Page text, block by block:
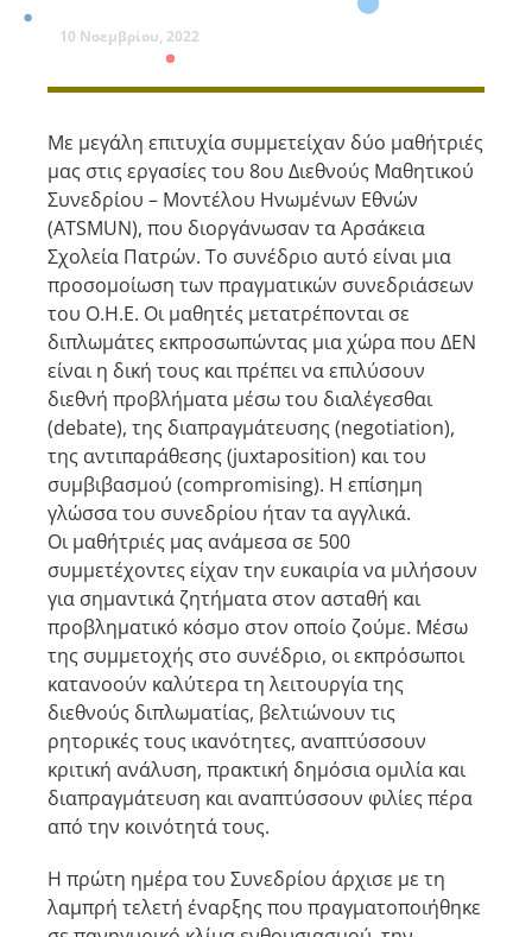
10 Νοεμβρίου, 2022
Με μεγάλη επιτυχία συμμετείχαν δύο μαθήτριές
μας στις εργασίες του 8ου Διεθνούς Μαθητικού
Συνεδρίου – Μοντέλου Ηνωμένων Εθνών
(ATSMUN), που διοργάνωσαν τα Αρσάκεια
Σχολεία Πατρών. Το συνέδριο αυτό είναι μια
προσομοίωση των πραγματικών συνεδριάσεων
του Ο.Η.Ε. Οι μαθητές μετατρέπονται σε
διπλωμάτες εκπροσωπώντας μια χώρα που ΔΕΝ
είναι η δική τους και πρέπει να επιλύσουν
διεθνή προβλήματα μέσω του διαλέγεσθαι
(debate), της διαπραγμάτευσης (negotiation),
της αντιπαράθεσης (juxtaposition) και του
συμβιβασμού (compromising). Η επίσημη
γλώσσα του συνεδρίου ήταν τα αγγλικά.
Οι μαθήτριές μας ανάμεσα σε 500
συμμετέχοντες είχαν την ευκαιρία να μιλήσουν
για σημαντικά ζητήματα στον ασταθή και
προβληματικό κόσμο στον οποίο ζούμε. Μέσω
της συμμετοχής στο συνέδριο, οι εκπρόσωποι
κατανοούν καλύτερα τη λειτουργία της
διεθνούς διπλωματίας, βελτιώνουν τις
ρητορικές τους ικανότητες, αναπτύσσουν
κριτική ανάλυση, πρακτική δημόσια ομιλία και
διαπραγμάτευση και αναπτύσσουν φιλίες πέρα
από την κοινότητά τους.
Η πρώτη ημέρα του Συνεδρίου άρχισε με τη
λαμπρή τελετή έναρξης που πραγματοποιήθηκε